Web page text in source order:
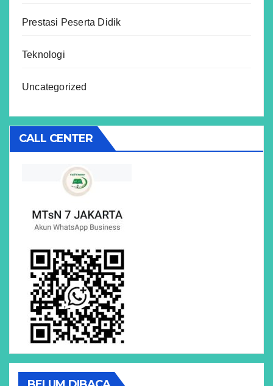
Prestasi Peserta Didik
Teknologi
Uncategorized
CALL CENTER